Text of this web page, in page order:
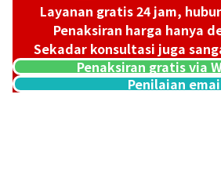
Layanan gratis 24 jam,
Penaksiran harga hanya
Sekadar konsultasi juga
Penaksiran gratis via
Penilaian